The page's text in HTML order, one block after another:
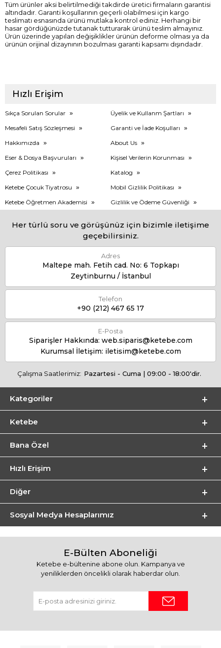
Tüm ürünler aksi belirtilmediği takdirde üretici firmaların garantisi
altındadır. Garanti koşullarının geçerli olabilmesi için kargo
teslimatı esnasında ürünü mutlaka kontrol ediniz. Herhangi bir
hasar gördüğünüzde tutanak tutturarak ürünü teslim almayınız.
Ürün üzerinde yapılan değişiklikler ürünün deforme olması ya da
ürünün orijinal dizaynının bozulması garanti kapsamı dışındadır.
Hızlı Erişim
Sıkça Sorulan Sorular
Üyelik ve Kullanm Şartları
Mesafeli Satış Sözleşmesi
Garanti ve İade Koşulları
Hakkımızda
About Us
Eser & Dosya Başvuruları
Kişisel Verilerin Korunması
Çerez Politikası
Katalog
Ketebe Çocuk Tiyatrosu
Mobil Gizlilik Politikası
Ketebe Öğretmen Akademisi
Gizlilik ve Ödeme Güvenliği
Her türlü soru ve görüşünüz için bizimle iletişime
geçebilirsiniz.
Adres
Maltepe mah. Fetih cad. No: 6 Topkapı
Zeytinburnu / İstanbul
Telefon
+90 (212) 467 65 17
E-Posta
Siparişler Hakkında: web.siparis@ketebe.com
Kurumsal İletişim: iletisim@ketebe.com
Çalışma Saatlerimiz: Pazartesi - Cuma | 09:00 - 18:00'dir.
Kategoriler
Ketebe
Bana Özel
Hızlı Erişim
Diğer
Sosyal Medya Hesaplarımız
E-Bülten Aboneliği
Ketebe e-bültenine abone olun. Kampanya ve
yeniliklerden öncelikli olarak haberdar olun.